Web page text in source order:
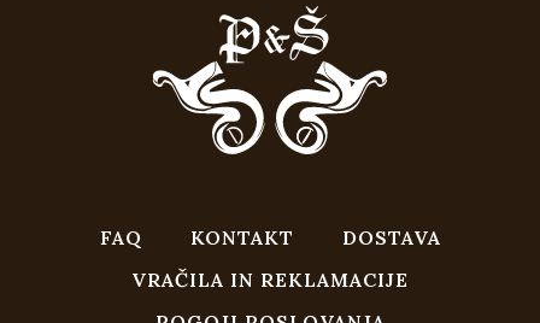
FAQ KONTAKT
DOSTAVA
VRAČILA IN REKLAMACIJE